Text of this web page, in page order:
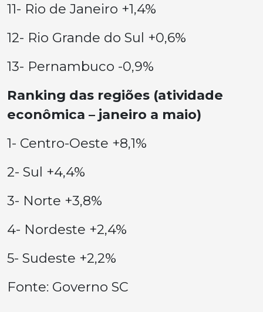
11- Rio de Janeiro +1,4%
12- Rio Grande do Sul +0,6%
13- Pernambuco -0,9%
Ranking das regiões (atividade
econômica – janeiro a maio)
1- Centro-Oeste +8,1%
2- Sul +4,4%
3- Norte +3,8%
4- Nordeste +2,4%
5- Sudeste +2,2%
Fonte: Governo SC